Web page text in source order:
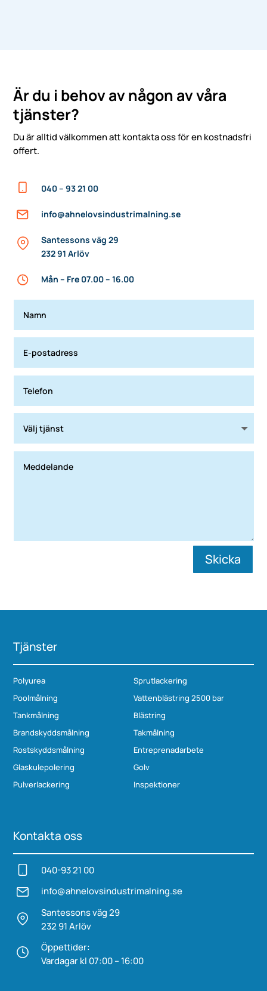
Är du i behov av någon av våra
tjänster?
Du är alltid välkommen att kontakta oss för en kostnadsfri
offert.
040 – 93 21 00
info@ahnelovsindustrimalning.se
Santessons väg 29
232 91 Arlöv
Mån – Fre 07.00 – 16.00
Skicka
Tjänster
Polyurea
Sprutlackering
Poolmålning
Vattenblästring 2500 bar
Tankmålning
Blästring
Brandskyddsmålning
Takmålning
Rostskyddsmålning
Entreprenadarbete
Glaskulepolering
Golv
Pulverlackering
Inspektioner
Kontakta oss
040-93 21 00
info@ahnelovs­industrimalning.se
Santessons väg 29
232 91 Arlöv
Öppettider:
Vardagar kl 07:00 – 16:00